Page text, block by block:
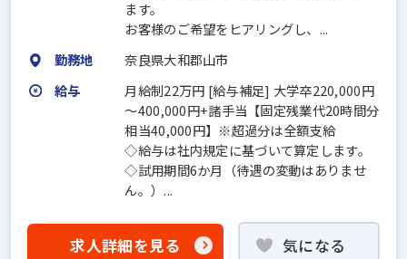
ます。
お客様のご希望をヒアリングし、...
勤務地
奈良県大和郡山市
給与
月給制22万円 [給与補足] 大学卒220,000円
～400,000円+諸手当【固定残業代20時間分
相当40,000円】※超過分は全額支給
◇給与は社内規定に基づいて算定します。
◇試用期間6か月（待遇の変動はありませ
ん。）...
求人詳細を見る 気になる